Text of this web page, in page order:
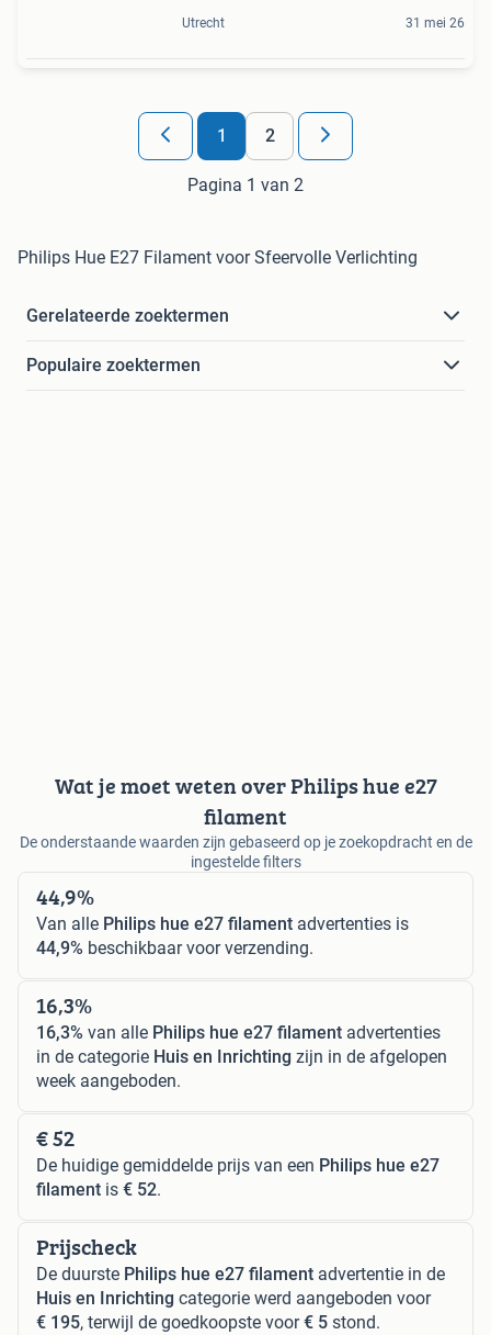
Utrecht 31 mei 26
1 2
Pagina 1 van 2
Philips Hue E27 Filament voor Sfeervolle Verlichting
Gerelateerde zoektermen
Populaire zoektermen
Wat je moet weten over Philips hue e27
filament
De onderstaande waarden zijn gebaseerd op je zoekopdracht en de
ingestelde filters
44,9%
Van alle Philips hue e27 filament advertenties is
44,9% beschikbaar voor verzending.
16,3%
16,3% van alle Philips hue e27 filament advertenties
in de categorie Huis en Inrichting zijn in de afgelopen
week aangeboden.
€ 52
De huidige gemiddelde prijs van een Philips hue e27
filament is € 52.
Prijscheck
De duurste Philips hue e27 filament advertentie in de
Huis en Inrichting categorie werd aangeboden voor
€ 195, terwijl de goedkoopste voor€ 5 stond.